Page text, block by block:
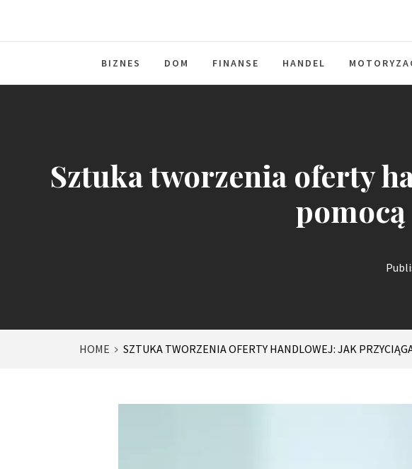
BIZNES DOM FINANSE HANDEL
Sztuka tworzenia oferty
HOME SZTUKA TWORZENIA OFERTY HANDLOWEJ: JAK